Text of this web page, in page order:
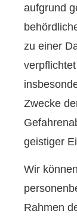
aufgrund
zu einer
Zwecke
geistiger
Wir
Rahmen